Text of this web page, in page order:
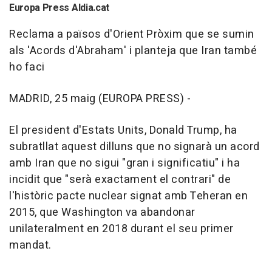
Europa Press Aldia.cat
Reclama a països d'Orient Pròxim que se sumin
als 'Acords d'Abraham' i planteja que Iran també
ho faci
MADRID, 25 maig (EUROPA PRESS) -
El president d'Estats Units, Donald Trump, ha
subratllat aquest dilluns que no signarà un acord
amb Iran que no sigui "gran i significatiu" i ha
incidit que "serà exactament el contrari" de
l'històric pacte nuclear signat amb Teheran en
2015, que Washington va abandonar
unilateralment en 2018 durant el seu primer
mandat.